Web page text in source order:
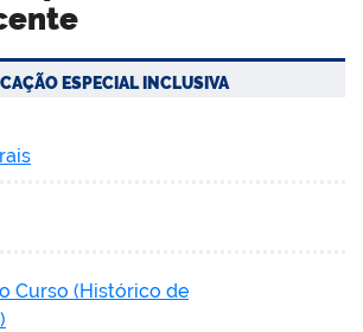
ESPECIAL INCLUSIVA
Curso (Histórico de